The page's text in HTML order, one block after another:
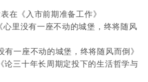
在《入市前期准备工作》
心里没有一座不动的城堡，终将随风
有一座不动的城堡，终将随风而倒》
论三十年长周期定投下的生活哲学与